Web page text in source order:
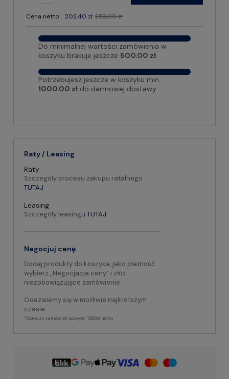
Cena netto: 202,40 zł 253,00 zł
Do minimalnej wartości zamówienia w
koszyku brakuje jeszcze 500.00 zł.
Potrzebujesz jeszcze w koszyku min.
1000.00 zł do darmowej dostawy.
Raty / Leasing
Raty
Szczegóły procesu zakupu ratalnego
TUTAJ
Leasing
Szczegóły leasingu TUTAJ
Negocjuj cenę
Dodaj produkty do koszyka, jako płatność
wybierz „Negocjacja ceny” i złóż
niezobowiązujące zamówienie.
Odezwiemy się w możliwie najkrótszym
czasie.
*Dotyczy zamówień powyżej 1000zł netto